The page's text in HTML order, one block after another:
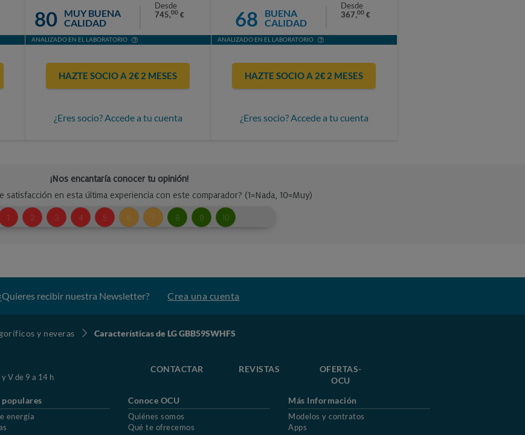
80
MUY BUENA
CALIDAD
Desde
745,00 €
ANALIZADO EN EL LABORATORIO
HAZTE SOCIO A 2€ 2 MESES
¿Eres socio? Accede a tu cuenta
68
BUENA
CALIDAD
Desde
367,00 €
ANALIZADO EN EL LABORATORIO
HAZTE SOCIO A 2€ 2 MESES
¿Eres socio? Accede a tu cuenta
¿Quieres recibir nuestra Newsletter? Crea una cuenta
y neveras Características de LG GBB59SWHFS
y V de 9 a 14 h
CONTACTAR REVISTAS
OFERTAS-
OCU
populares
energía
Conoce OCU
Quiénes somos
Qué te ofrecemos
Más Información
Modelos y contratos
Apps